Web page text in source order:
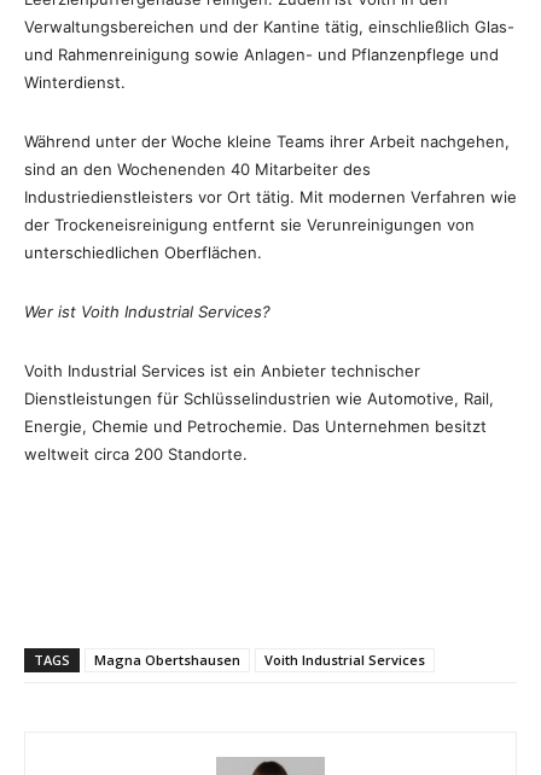
Verwaltungsbereichen und der Kantine tätig, einschließlich Glas-
und Rahmenreinigung sowie Anlagen- und Pflanzenpflege und
Winterdienst.
Während unter der Woche kleine Teams ihrer Arbeit nachgehen,
sind an den Wochenenden 40 Mitarbeiter des
Industriedienstleisters vor Ort tätig. Mit modernen Verfahren wie
der Trockeneisreinigung entfernt sie Verunreinigungen von
unterschiedlichen Oberflächen.
Wer ist Voith Industrial Services?
Voith Industrial Services ist ein Anbieter technischer
Dienstleistungen für Schlüsselindustrien wie Automotive, Rail,
Energie, Chemie und Petrochemie. Das Unternehmen besitzt
weltweit circa 200 Standorte.
TAGS Magna Obertshausen Voith Industrial Services